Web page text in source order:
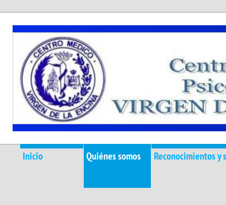
Inicio Quiénes somos Reconocimientos y